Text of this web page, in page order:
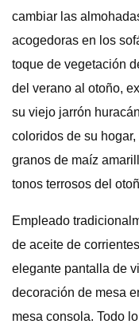
cambiar las
acogedoras en los
toque de vegetación
del verano al otoño,
su viejo jarrón
coloridos de su
granos de maíz
tonos terrosos del
Empleado
de aceite de
elegante pantalla de
decoración de mesa
mesa consola. Todo